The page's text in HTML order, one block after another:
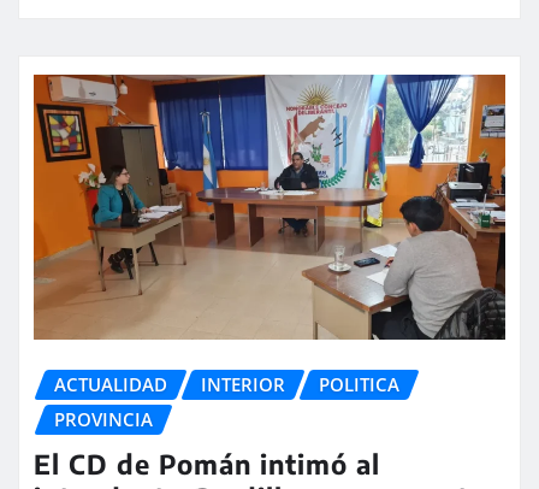
ACTUALIDAD INTERIOR
POLITICA
PROVINCIA
El CD de Pomán intimó al